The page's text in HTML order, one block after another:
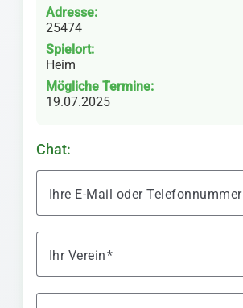
Adresse:
25474
Spielort:
Heim
Mögliche Termine:
19.07.2025
Chat:
Ihre E-Mail oder Telefonnummer
Ihr Verein